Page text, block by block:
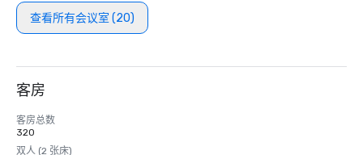
查看所有会议室 (20)
客房
客房总数
320
双人 (2 张床)